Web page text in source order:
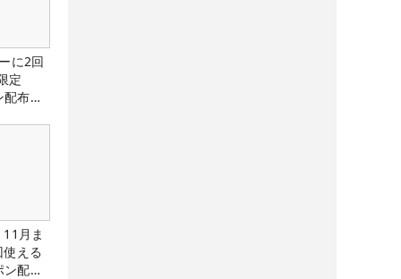
に2回
定
配布
月ま
える
配布